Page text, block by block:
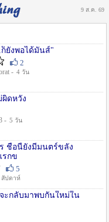
9 ส.ค. 69
ยังพอได้มันส์"
2
- 4 วัน
ผิดหวัง
- 5 วัน
ชื่อนี้ยังมีมนตร์ขลัง
รกข
5
สัปดาห์
จะกลับมาพบกันใหม่ใน